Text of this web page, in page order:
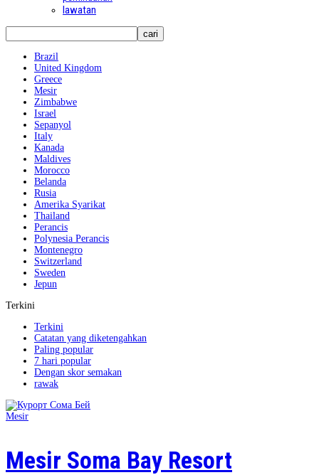
lawatan
Brazil
United Kingdom
Greece
Mesir
Zimbabwe
Israel
Sepanyol
Italy
Kanada
Maldives
Morocco
Belanda
Rusia
Amerika Syarikat
Thailand
Perancis
Polynesia Perancis
Montenegro
Switzerland
Sweden
Jepun
Terkini
Terkini
Catatan yang diketengahkan
Paling popular
7 hari popular
Dengan skor semakan
rawak
Mesir
Mesir Soma Bay Resort